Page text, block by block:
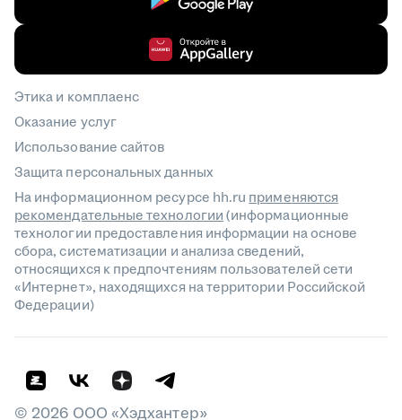
Этика и комплаенс
Оказание услуг
Использование сайтов
Защита персональных данных
На информационном ресурсе hh.ru применяются
рекомендательные технологии(информационные
технологии предоставления информации на основе
сбора, систематизации и анализа сведений,
относящихся к предпочтениям пользователей сети
«Интернет», находящихся на территории Российской
Федерации)
© 2026 ООО «Хэдхантер»